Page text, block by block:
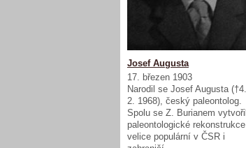
Josef Augusta
17. březen 1903
Narodil se Josef Augusta (†4.
2. 1968), český paleontolog.
Spolu se Z. Burianem vytvořil
paleontologické rekonstrukce
velice populární v ČSR i